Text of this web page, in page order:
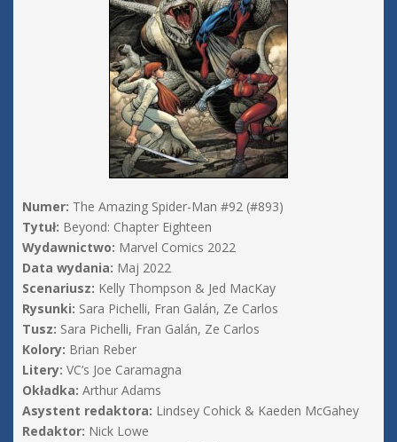
Numer: The Amazing Spider-Man #92 (#893)
Tytuł: Beyond: Chapter Eighteen
Wydawnictwo: Marvel Comics 2022
Data wydania: Maj 2022
Scenariusz: Kelly Thompson & Jed MacKay
Rysunki: Sara Pichelli, Fran Galán, Ze Carlos
Tusz: Sara Pichelli, Fran Galán, Ze Carlos
Kolory: Brian Reber
Litery: VC’s Joe Caramagna
Okładka: Arthur Adams
Asystent redaktora: Lindsey Cohick & Kaeden McGahey
Redaktor: Nick Lowe